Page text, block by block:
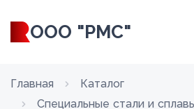
ООО "РМС"
Главная
Каталог
Специальные стали и